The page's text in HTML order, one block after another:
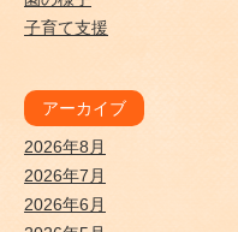
子育て支援
アーカイブ
2026年8月
2026年7月
2026年6月